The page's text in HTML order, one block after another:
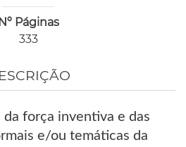
Nº Páginas
333
da força inventiva e das
e/ou temáticas da